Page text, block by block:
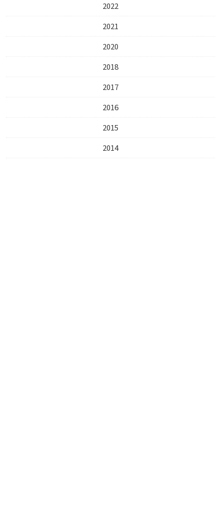
2022
2021
2020
2018
2017
2016
2015
2014